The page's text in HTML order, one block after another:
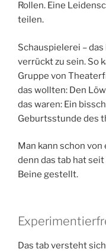
Rollen. Eine
teilen.
Schauspielerei –
verrückt zu sein. So
Gruppe von
das wollten: Den
das waren: Ein
Geburtsstunde des
Man kann schon
denn das tab hat
Beine gestellt.
Das tab versteht